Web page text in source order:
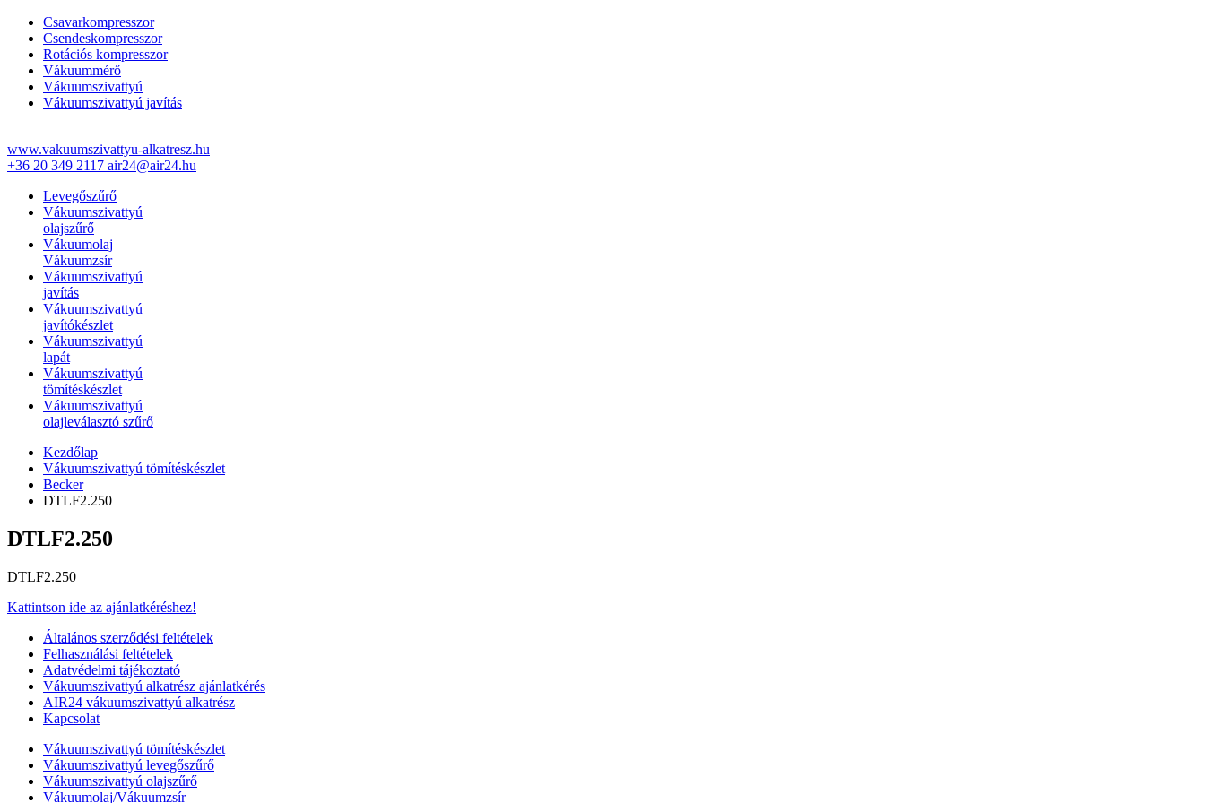
Csavarkompresszor
Csendeskompresszor
Rotációs kompresszor
Vákuummérő
Vákuumszivattyú
Vákuumszivattyú javítás
www.vakuumszivattyu-alkatresz.hu
+36 20 349 2117 air24@air24.hu
Levegőszűrő
Vákuumszivattyú
olajszűrő
Vákuumolaj
Vákuumzsír
Vákuumszivattyú
javítás
Vákuumszivattyú
javítókészlet
Vákuumszivattyú
lapát
Vákuumszivattyú
tömítéskészlet
Vákuumszivattyú
olajleválasztó szűrő
Kezdőlap
Vákuumszivattyú tömítéskészlet
Becker
DTLF2.250
DTLF2.250
DTLF2.250
Kattintson ide az ajánlatkéréshez!
Általános szerződési feltételek
Felhasználási feltételek
Adatvédelmi tájékoztató
Vákuumszivattyú alkatrész ajánlatkérés
AIR24 vákuumszivattyú alkatrész
Kapcsolat
Vákuumszivattyú tömítéskészlet
Vákuumszivattyú levegőszűrő
Vákuumszivattyú olajszűrő
Vákuumolaj/Vákuumzsír